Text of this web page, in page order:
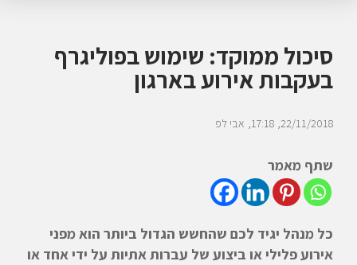
סיכול ממוקד: שימוש בפוליגרף
בעקבות אירוע בארגון
22/11/2018
17:18 אבי לפ
שתף מאמר
כל מנהל יגיד לכם שהחשש הגדול ביותר הוא מפני
אירוע פלילי או ביצוע של עברות אתיות על ידי אחד או